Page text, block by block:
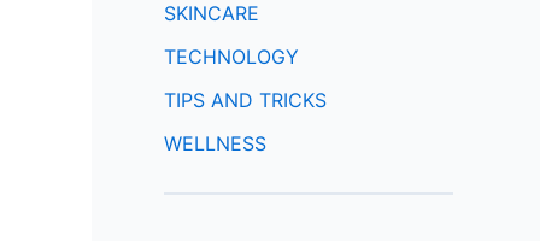
SKINCARE
TECHNOLOGY
TIPS AND TRICKS
WELLNESS